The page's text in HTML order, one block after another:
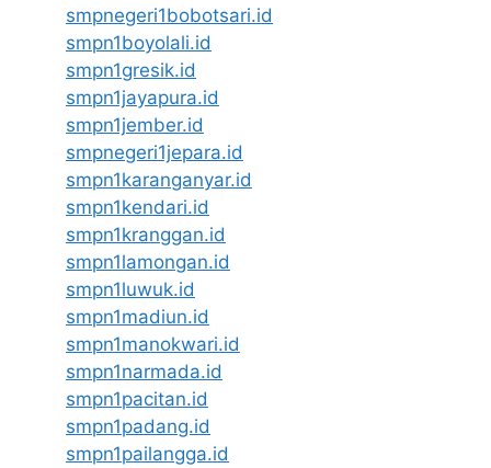
smpnegeri1bobotsari.id
smpn1boyolali.id
smpn1gresik.id
smpn1jayapura.id
smpn1jember.id
smpnegeri1jepara.id
smpn1karanganyar.id
smpn1kendari.id
smpn1kranggan.id
smpn1lamongan.id
smpn1luwuk.id
smpn1madiun.id
smpn1manokwari.id
smpn1narmada.id
smpn1pacitan.id
smpn1padang.id
smpn1pailangga.id